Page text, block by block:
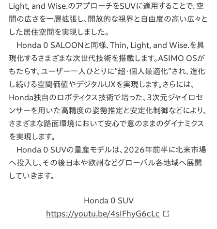
Light, and Wise.のアプローチをSUVに適用することで、空
間の広さを一層拡張し、開放的な視界と自由度の高い広々と
した居住空間を実現しました。
Honda 0 SALOONと同様、Thin, Light, and Wise.を具
現化するさまざまな次世代技術を搭載します。ASIMO OSが
もたらす、ユーザー一人ひとりに“超・個人最適化”され、進化
し続ける空間価値やデジタルUXを実現します。さらには、
Honda独自のロボティクス技術で培った、3次元ジャイロセ
ンサーを用いた高精度の姿勢推定と安定化制御などにより、
さまざまな路面環境において安心で意のままのダイナミクス
を実現します。
Honda 0 SUVの量産モデルは、2026年前半に北米市場
へ投入し、その後日本や欧州などグローバル各地域へ展開
していきます。
Honda 0 SUV
https://youtu.be/4sIFhyG6cLc